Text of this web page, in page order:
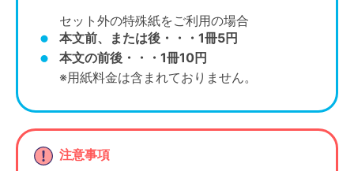
セット外の特殊紙をご利用の場合
本文前、または後・・・1冊5円
本文の前後・・・1冊10円
※用紙料金は含まれておりません。
注意事項